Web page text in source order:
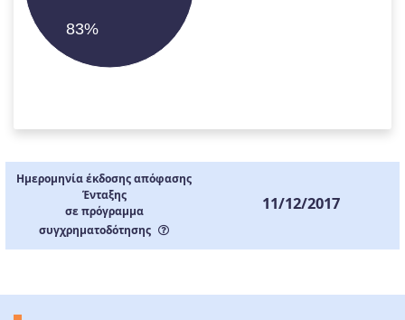
83%
Ημερομηνία έκδοσης απόφασης
Ένταξης
σε πρόγραμμα
συγχρηματοδότησης
11/12/2017